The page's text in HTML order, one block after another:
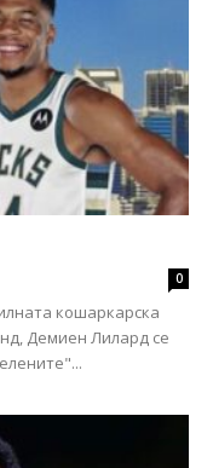
0
кошаркарска
Демиен Лилард се